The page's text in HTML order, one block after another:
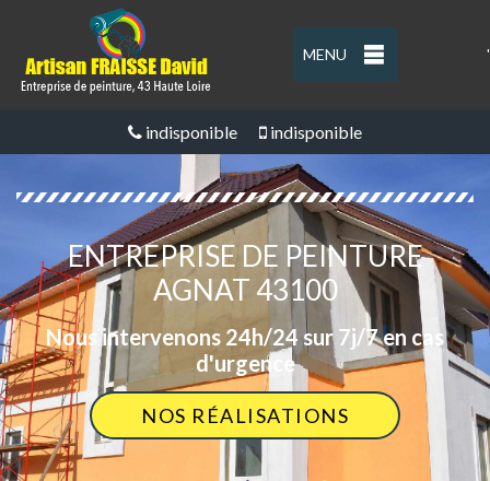
MENU '
indisponible indisponible
ENTREPRISE DE PEINTURE
AGNAT 43100
Nous intervenons 24h/24 sur 7j/7 en cas
d'urgence
NOS RÉALISATIONS